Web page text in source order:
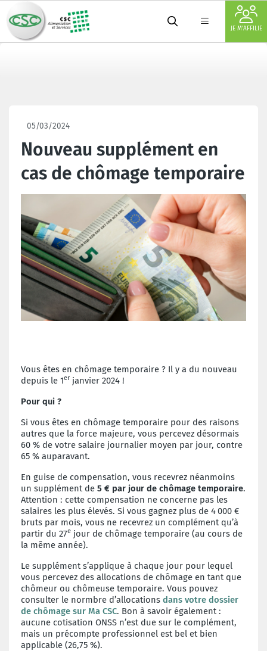
JE M'AFFILIE
05/03/2024
Nouveau supplément en
cas de chômage temporaire
Vous êtes en chômage temporaire ? Il y a du nouveau
depuis le 1er janvier 2024 !
Pour qui ?
Si vous êtes en chômage temporaire pour des raisons
autres que la force majeure, vous percevez désormais
60 % de votre salaire journalier moyen par jour, contre
65 % auparavant.
En guise de compensation, vous recevrez néanmoins
un supplément de 5 € par jour de chômage temporaire.
Attention : cette compensation ne concerne pas les
salaires les plus élevés. Si vous gagnez plus de 4 000 €
bruts par mois, vous ne recevrez un complément qu’à
partir du 27e jour de chômage temporaire (au cours de
la même année).
Le supplément s’applique à chaque jour pour lequel
vous percevez des allocations de chômage en tant que
chômeur ou chômeuse temporaire. Vous pouvez
consulter le normbre d’allocations dans votre dossier
de chômage sur Ma CSC. Bon à savoir également :
aucune cotisation ONSS n’est due sur le complément,
mais un précompte professionnel est bel et bien
applicable (26,75 %).